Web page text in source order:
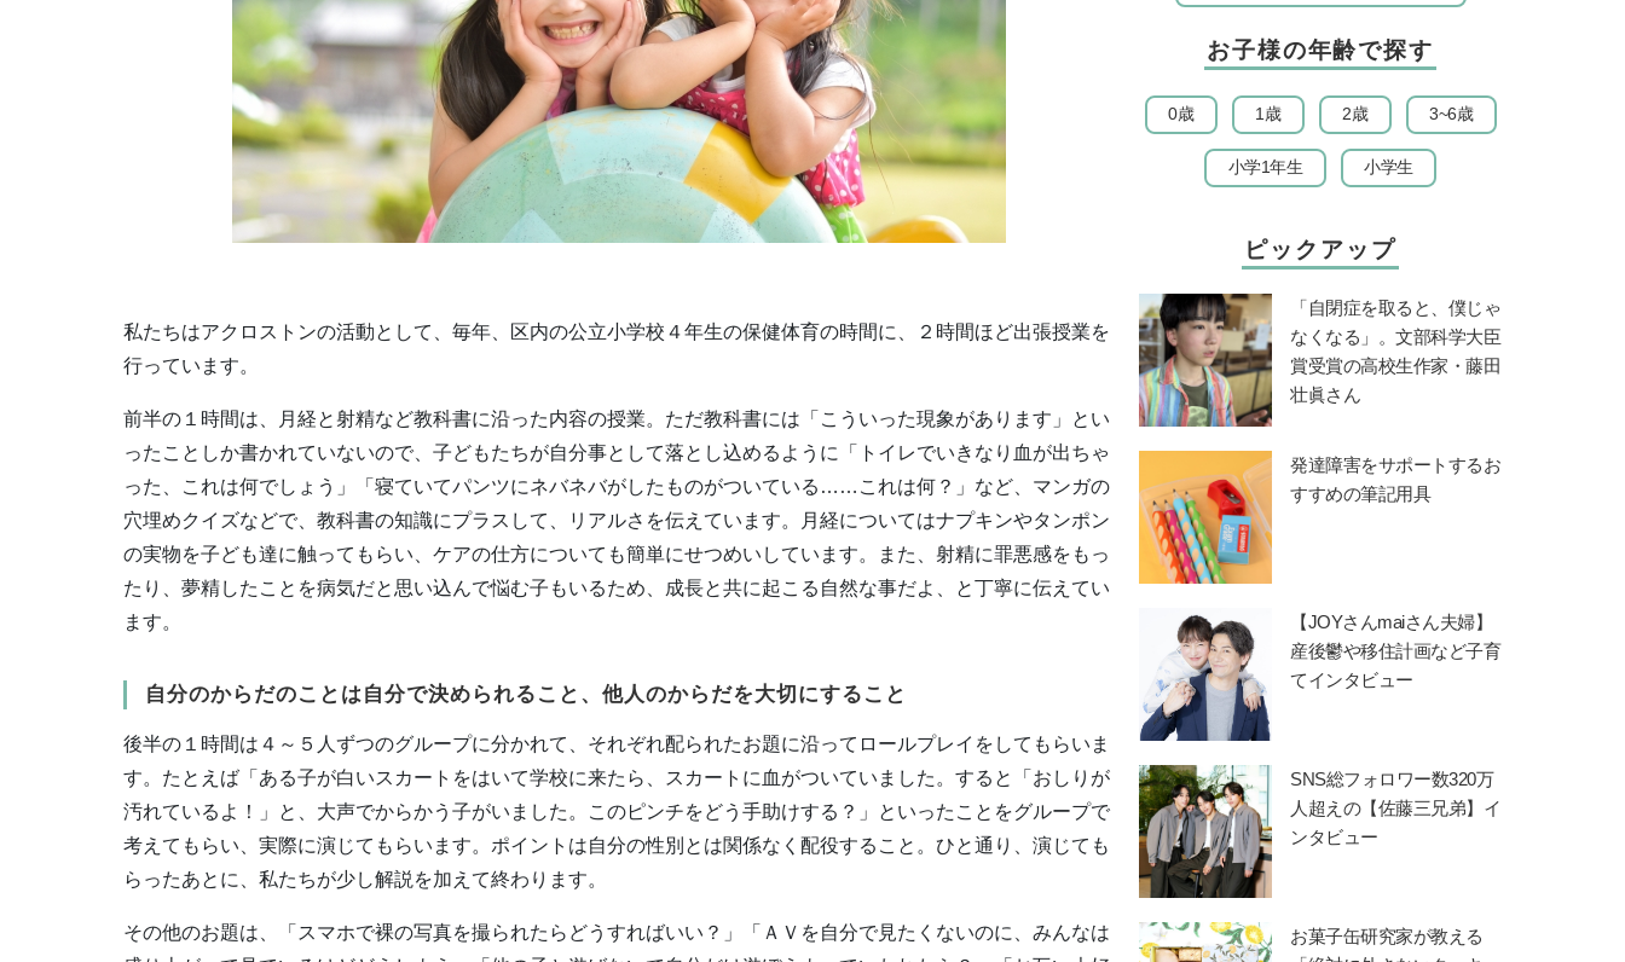
私たちはアクロストンの活動として、毎年、区内の公立小学校４年生の保健体育の時間に、２時間ほど出張授業を
行っています。
前半の１時間は、月経と射精など教科書に沿った内容の授業。ただ教科書には「こういった現象があります」とい
ったことしか書かれていないので、子どもたちが自分事として落とし込めるように「トイレでいきなり血が出ちゃ
った、これは何でしょう」「寝ていてパンツにネバネバがしたものがついている……これは何？」など、マンガの
穴埋めクイズなどで、教科書の知識にプラスして、リアルさを伝えています。月経についてはナプキンやタンポン
の実物を子ども達に触ってもらい、ケアの仕方についても簡単にせつめいしています。また、射精に罪悪感をもっ
たり、夢精したことを病気だと思い込んで悩む子もいるため、成長と共に起こる自然な事だよ、と丁寧に伝えてい
ます。
自分のからだのことは自分で決められること、他人のからだを大切にすること
後半の１時間は４～５人ずつのグループに分かれて、それぞれ配られたお題に沿ってロールプレイをしてもらいま
す。たとえば「ある子が白いスカートをはいて学校に来たら、スカートに血がついていました。すると「おしりが
汚れているよ！」と、大声でからかう子がいました。このピンチをどう手助けする？」といったことをグループで
考えてもらい、実際に演じてもらいます。ポイントは自分の性別とは関係なく配役すること。ひと通り、演じても
らったあとに、私たちが少し解説を加えて終わります。
その他のお題は、「スマホで裸の写真を撮られたらどうすればいい？」「ＡＶを自分で見たくないのに、みんなは
お子様の年齢で探す
0歳 1歳 2歳 3~6歳
小学1年生 小学生
ピックアップ
「自閉症を取ると、僕じゃ
なくなる」。文部科学大臣
賞受賞の高校生作家・藤田
壮眞さん
発達障害をサポートするお
すすめの筆記用具
【JOYさんmaiさん夫婦】
産後鬱や移住計画など子育
てインタビュー
SNS総フォロワー数320万
人超えの【佐藤三兄弟】イ
ンタビュー
お菓子缶研究家が教える